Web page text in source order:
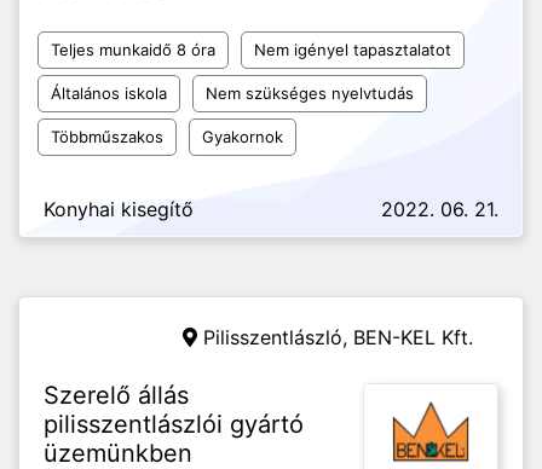
Teljes munkaidő 8 óra Nem igényel tapasztalatot
Általános iskola Nem szükséges nyelvtudás
Többműszakos Gyakornok
Konyhai kisegítő 2022. 06. 21.
Pilisszentlászló, BEN-KEL Kft.
Szerelő állás
pilisszentlászlói gyártó
üzemünkben